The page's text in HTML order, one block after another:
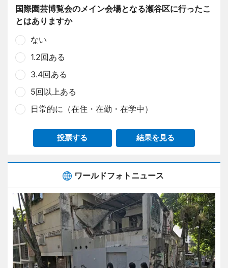
国際園芸博覧会のメイン会場となる瀬谷区に行ったこ
とはありますか
ない
1.2回ある
3.4回ある
5回以上ある
日常的に（在住・在勤・在学中）
投票する 結果を見る
ワールドフォトニュース